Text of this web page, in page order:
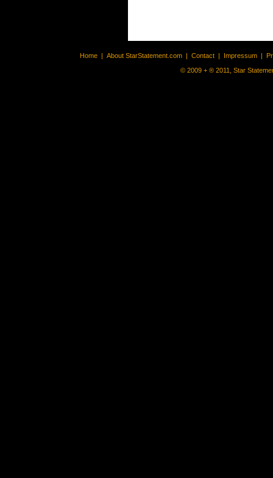
Home | About StarStatement.com | Contact | Impressum |
© 2009 + ® 2011, Star